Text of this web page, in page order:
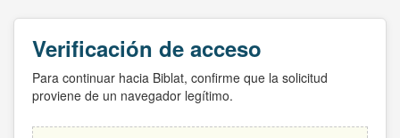
Verificación de acceso
Para continuar hacia Biblat, confirme que la solicitud
proviene de un navegador legítimo.